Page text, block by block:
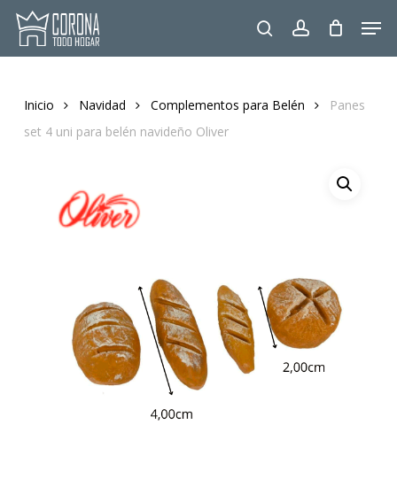
Skip
main
searchaccount
Inicio Navidad Complementos para Belén
Panes
set 4 uni para belén navideño Oliver